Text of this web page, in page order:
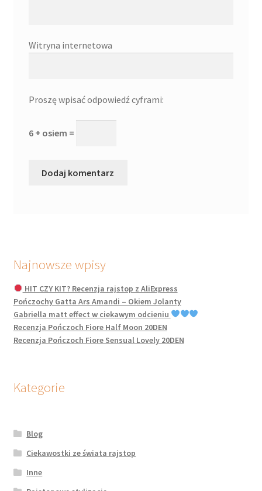
Witryna internetowa
Proszę wpisać odpowiedź cyframi:
6 + osiem =
Najnowsze wpisy
HIT CZY KIT? Recenzja rajstop z AliExpress
Pończochy Gatta Ars Amandi – Okiem Jolanty
Gabriella matt effect w ciekawym odcieniu
Recenzja Pończoch Fiore Half Moon 20DEN
Recenzja Pończoch Fiore Sensual Lovely 20DEN
Kategorie
Blog
Ciekawostki ze świata rajstop
Inne